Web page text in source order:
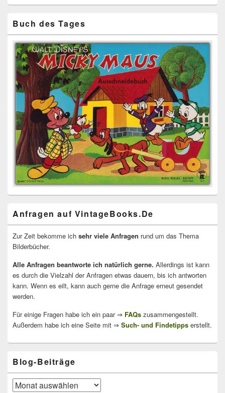
Buch des Tages
Anfragen auf VintageBooks.De
Zur Zeit bekomme ich sehr viele Anfragen rund um das Thema
Bilderbücher.
Alle Anfragen beantworte ich natürlich gerne. Allerdings ist kann
es durch die Vielzahl der Anfragen etwas dauern, bis ich antworten
kann. Wenn es eilt, kann auch gerne die Anfrage erneut gesendet
werden.
Für einige Fragen habe ich ein paar ⇒ FAQs zusammengestellt.
Außerdem habe ich eine Seite mit ⇒ Such- und Findetipps erstellt.
Blog-Beiträge
Blog-